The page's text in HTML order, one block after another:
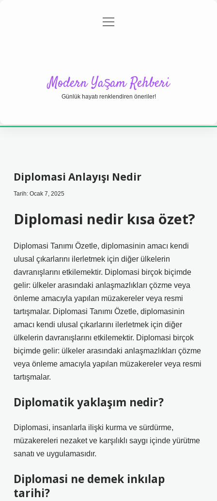
Gizlilik Politikası
menüyü
Modern Yaşam Rehberi
Günlük hayatı renklendiren öneriler!
Diplomasi Anlayışı Nedir
Tarih: Ocak 7, 2025
Diplomasi nedir kısa özet?
Diplomasi Tanımı Özetle, diplomasinin amacı kendi
ulusal çıkarlarını ilerletmek için diğer ülkelerin
davranışlarını etkilemektir. Diplomasi birçok biçimde
gelir: ülkeler arasındaki anlaşmazlıkları çözme veya
önleme amacıyla yapılan müzakereler veya resmi
tartışmalar. Diplomasi Tanımı Özetle, diplomasinin
amacı kendi ulusal çıkarlarını ilerletmek için diğer
ülkelerin davranışlarını etkilemektir. Diplomasi birçok
biçimde gelir: ülkeler arasındaki anlaşmazlıkları çözme
veya önleme amacıyla yapılan müzakereler veya resmi
tartışmalar.
Diplomatik yaklaşım nedir?
Diplomasi, insanlarla ilişki kurma ve sürdürme,
müzakereleri nezaket ve karşılıklı saygı içinde yürütme
sanatı ve uygulamasıdır.
Diplomasi ne demek inkılap
tarihi?